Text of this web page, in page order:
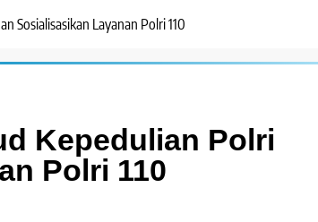
Sosialisasikan Layanan Polri 110
Kepedulian Polri
Polri 110